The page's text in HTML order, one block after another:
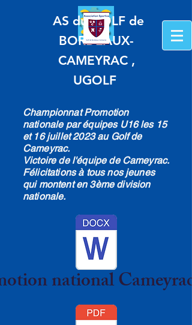
AS du GOLF de
BORDEAUX-
CAMEYRAC ,
UGOLF
Championnat Promotion
nationale par équipes U16 les 15
et 16 juillet 2023 au Golf de
Cameyrac.
Victoire de l'équipe de Cameyrac.
Félicitations à tous nos jeunes
qui montent en 3ème division
nationale.
national